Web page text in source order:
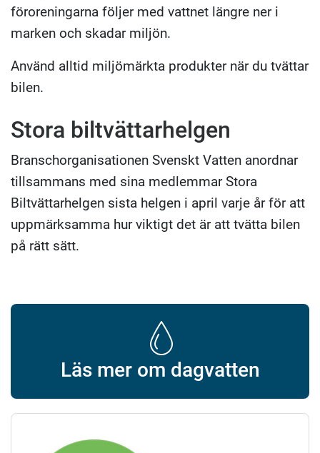
föroreningarna följer med vattnet längre ner i
marken och skadar miljön.
Använd alltid miljömärkta produkter när du tvättar
bilen.
Stora biltvättarhelgen
Branschorganisationen Svenskt Vatten anordnar
tillsammans med sina medlemmar Stora
Biltvättarhelgen sista helgen i april varje år för att
uppmärksamma hur viktigt det är att tvätta bilen
på rätt sätt.
Läs mer om dagvatten